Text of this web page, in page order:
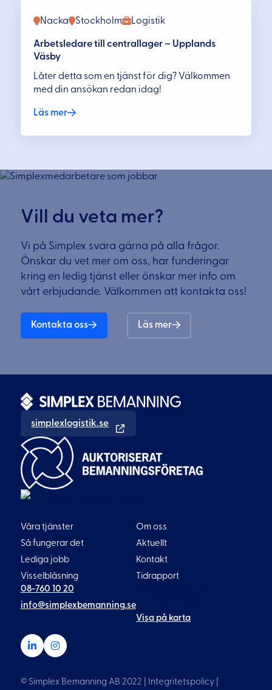
Logistik
Nacka Stockholm
Arbetsledare till centrallager – Upplands
Väsby
Låter detta som en tjänst för dig? Välkommen
med din ansökan redan idag!
Läs mer
Vill du veta mer?
Vi på Simplex svara gärna på alla frågor.
Önskar du vet mer om oss, har funderingar
kring en ledig tjänst eller önskar mer info om
vårt erbjudande. Välkommen att kontakta oss!
Kontakta oss Läs mer
simplexlogistik.se
08-760 10 20
info@simplexbemanning.se
Visa på karta
Våra tjänster
Så fungerar det
Lediga jobb
Visselblåsning
Om oss
Aktuellt
Kontakt
Tidrapport
© Simplex Bemanning AB 2022 | Integritetspolicy|